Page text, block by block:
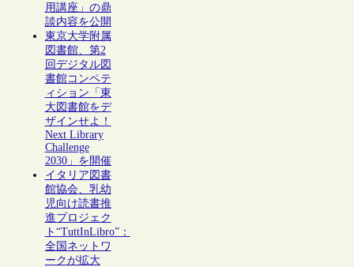
用講座」の鼎
談内容を公開
東京大学附属
図書館、第2
回デジタル図
書館コンペテ
ィション「東
大図書館をデ
ザインせよ！
Next Library
Challenge
2030」を開催
イタリア図書
館協会、乳幼
児向け読書推
進プロジェク
ト“TuttInLibro”：
全国ネットワ
ークが拡大